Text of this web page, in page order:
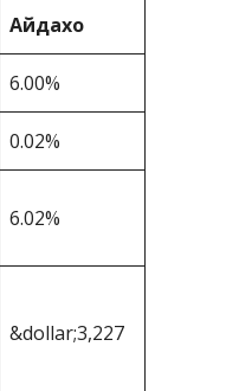
Айдахо
6.00%
0.02%
6.02%
&dollar;3,227